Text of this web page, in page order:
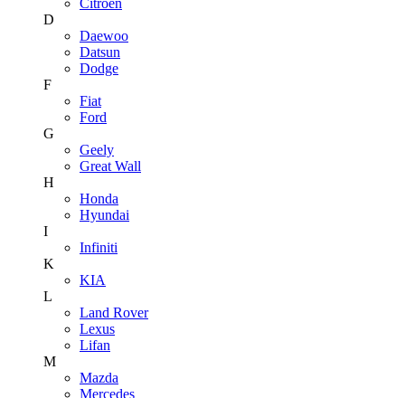
Citroen
D
Daewoo
Datsun
Dodge
F
Fiat
Ford
G
Geely
Great Wall
H
Honda
Hyundai
I
Infiniti
K
KIA
L
Land Rover
Lexus
Lifan
M
Mazda
Mercedes